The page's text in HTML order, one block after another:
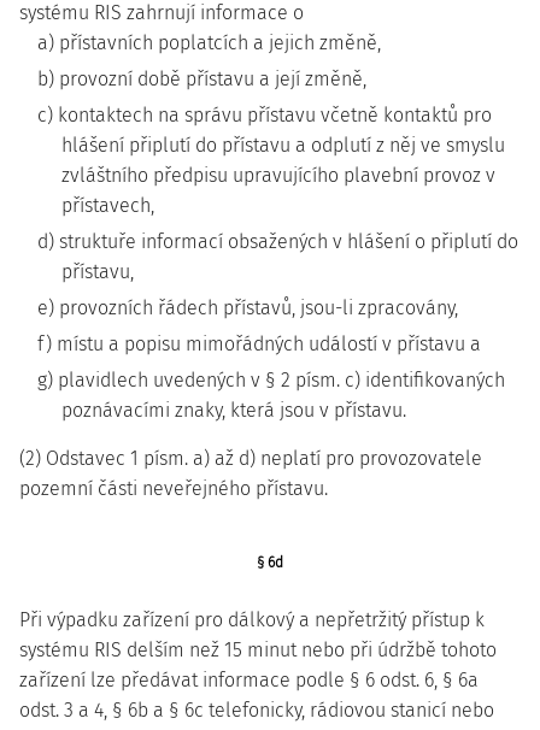
systému RIS zahrnují informace o
a) přístavních poplatcích a jejich změně,
b) provozní době přístavu a její změně,
c) kontaktech na správu přístavu včetně kontaktů pro
hlášení připlutí do přístavu a odplutí z něj ve smyslu
zvláštního předpisu upravujícího plavební provoz v
přístavech,
d) struktuře informací obsažených v hlášení o připlutí do
přístavu,
e) provozních řádech přístavů, jsou-li zpracovány,
f) místu a popisu mimořádných událostí v přístavu a
g) plavidlech uvedených v § 2 písm. c) identifikovaných
poznávacími znaky, která jsou v přístavu.
(2) Odstavec 1 písm. a) až d) neplatí pro provozovatele
pozemní části neveřejného přístavu.
§ 6d
Při výpadku zařízení pro dálkový a nepřetržitý přístup k
systému RIS delším než 15 minut nebo při údržbě tohoto
zařízení lze předávat informace podle § 6 odst. 6, § 6a
odst. 3 a 4, § 6b a § 6c telefonicky, rádiovou stanicí nebo